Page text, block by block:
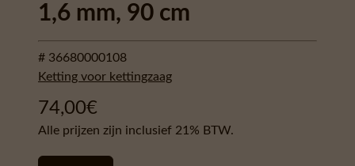
1,6 mm, 90 cm
# 36680000108
Ketting voor kettingzaag
74,00€
Alle prijzen zijn inclusief 21% BTW.